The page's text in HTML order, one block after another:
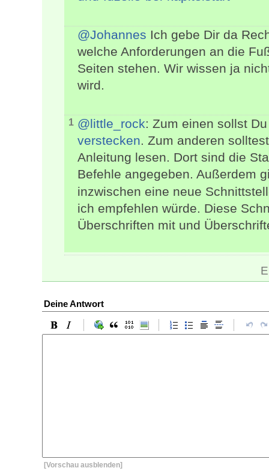
@Johannes Ich gebe Dir da
welche Anforderungen an die
Seiten stehen. Wir wissen ja
wird.
1 @little_rock: Zum einen sollst
verstecken. Zum anderen
Anleitung lesen. Dort sind die
Befehle angegeben. Außerdem
inzwischen eine neue
ich empfehlen würde. Diese
Überschriften mit und
Deine Antwort
[Vorschau ausblenden]